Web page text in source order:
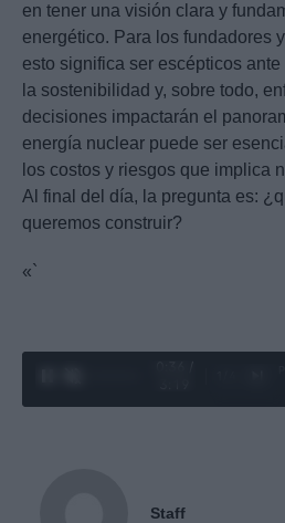
en tener una visión clara y
energético. Para los fundadores
esto significa ser escépticos
la sostenibilidad y, sobre todo,
decisiones impactarán el
energía nuclear puede ser
los costos y riesgos que implica
Al final del día, la pregunta es:
queremos construir?
«`
Staff